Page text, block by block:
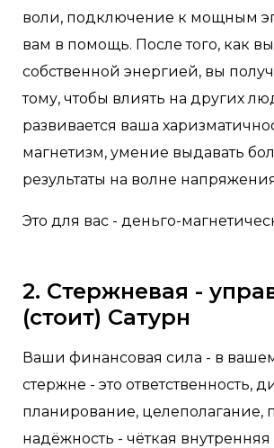
воли, подключение к мощным
вам в помощь. После того, как
собственной энергией, вы
тому, чтобы влиять на других
развивается ваша
магнетизм, умение выдавать
результаты на волне
Это для вас - деньго-
2. Стержневая -
(стоит) Сатурн
Ваши финансовая сила - в
стержне - это ответственность,
планирование, целеполагание,
надёжность - чёткая внутренняя